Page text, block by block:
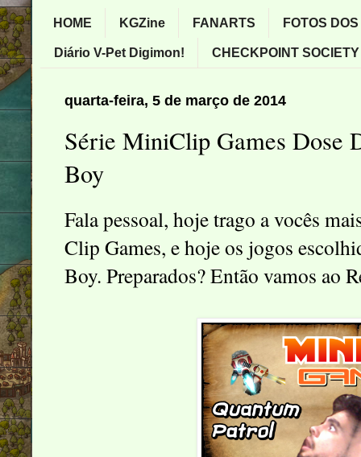
HOME KGZine FANARTS FOTOS
Diário V-Pet Digimon! CHECKPOINT SOCIETY
quarta-feira, 5 de março de 2014
Série MiniClip Games Dose
Boy
Fala pessoal, hoje trago a vocês
Clip Games, e hoje os jogos
Boy. Preparados? Então vamos ao